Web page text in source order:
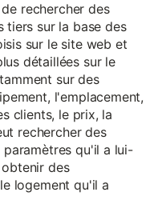
rechercher des
tiers sur la base des
sur le site web et
détaillées sur le
sur des
l'emplacement,
clients, le prix, la
rechercher des
qu'il a lui-
des
logement qu'il a